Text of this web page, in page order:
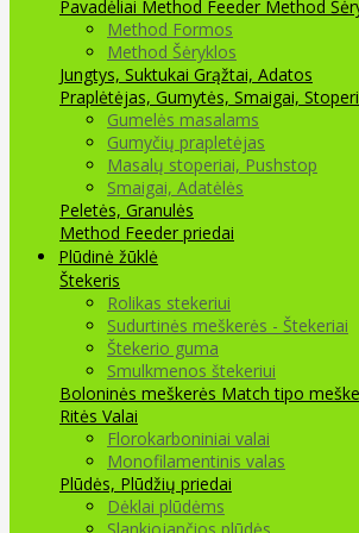
Pavadėliai Method Feeder Method
Method Formos
Method Šėryklos
Jungtys, Suktukai Grąžtai, Adatos
Praplėtėjas, Gumytės, Smaigai,
Gumelės masalams
Gumyčių prapletėjas
Masalų stoperiai, Pushstop
Smaigai, Adatėlės
Peletės, Granulės
Method Feeder priedai
Plūdinė žūklė
Štekeris
Rolikas stekeriui
Sudurtinės meškerės - Štekeriai
Štekerio guma
Smulkmenos štekeriui
Boloninės meškerės Match tipo
Ritės Valai
Florokarboniniai valai
Monofilamentinis valas
Plūdės, Plūdžių priedai
Dėklai plūdėms
Slankiojančios plūdės